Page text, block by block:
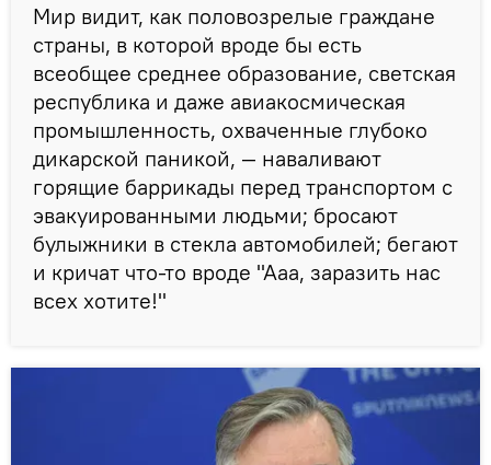
Мир видит, как половозрелые граждане
страны, в которой вроде бы есть
всеобщее среднее образование, светская
республика и даже авиакосмическая
промышленность, охваченные глубоко
дикарской паникой, — наваливают
горящие баррикады перед транспортом с
эвакуированными людьми; бросают
булыжники в стекла автомобилей; бегают
и кричат что-то вроде "Ааа, заразить нас
всех хотите!"